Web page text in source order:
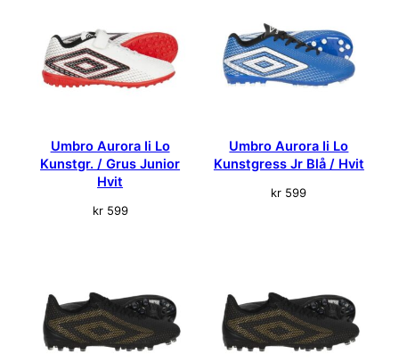
Umbro Aurora Ii Lo
Kunstgr. / Grus Junior
Hvit
kr599
Umbro Aurora Ii Lo
Kunstgress Jr Blå / Hvit
kr 599